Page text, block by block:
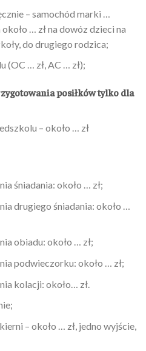
– samochód marki …
… zł na dowóz dzieci na
do drugiego rodzica;
(OC … zł, AC … zł);
posiłków tylko dla
– około … zł
śniadania: około … zł;
drugiego śniadania: około …
obiadu: około … zł;
podwieczorku: około … zł;
kolacji: około… zł.
– około … zł, jedno wyjście,